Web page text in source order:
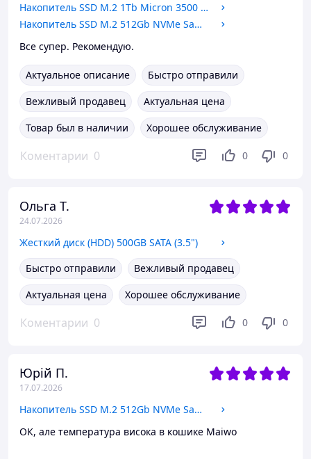
Накопитель SSD M.2 1Tb Micron 3500 2280 NVMe PCIe 4.0 x4 (MTFDKBA1T0TGD) OEM NEW
Накопитель SSD M.2 512Gb NVMe Samsung PM9B1 (MZVL4512HBLU-00BH1) 2280 PCIe 4.0 x4 OEM NEW
Все супер. Рекомендую.
Актуальное описание
Быстро отправили
Вежливый продавец
Актуальная цена
Товар был в наличии
Хорошее обслуживание
Коментарии 0 0 0
Ольга Т.
24.07.2026
Жесткий диск (HDD) 500GB SATA (3.5")
Быстро отправили
Вежливый продавец
Актуальная цена
Хорошее обслуживание
Коментарии 0 0 0
Юрій П.
17.07.2026
Накопитель SSD M.2 512Gb NVMe Samsung PM9B1 (MZVL4512HBLU-00BH1) 2280 PCIe 4.0 x4 OEM NEW
ОК, але температура висока в кошике Maiwo